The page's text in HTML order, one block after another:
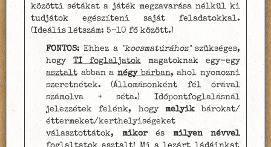
közötti sétákat a játék megzavarása nélkül ki
tudjátok egészíteni saját feladatokkal.
(Ideális létszám: 5-10 fő között.)
FONTOS:Ehhez a "kocsmatúrához"szükséges,
hogy TI foglaljatok magatoknak egy-egy
asztalt abban a négybárban, ahol nyomozni
szeretnétek. (Állomásonként fél órával
számolva + séta.) Időpontfoglalásnál
jelezzétek felénk, hogymelyikbárokat/
éttermeket/kerthelyiségeket
választottátok, mikorés milyen névvel